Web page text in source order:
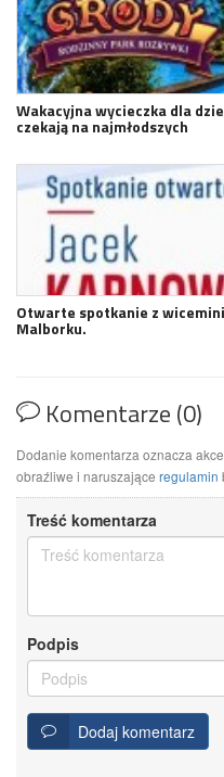
Wakacyjna wycieczka dla
czekają na najmłodszych
Otwarte spotkanie z
Malborku.
Komentarze (0)
Dodanie komentarza oznacza
obraźliwe i naruszające regulamin
Treść komentarza
Podpis
Dodaj komentarz